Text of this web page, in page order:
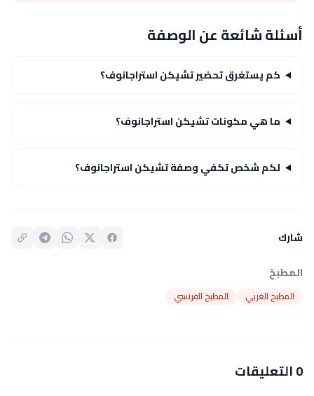
أسئلة شائعة عن الوصفة
كم يستغرق تحضير تشيكن استراجانوف؟
ما هي مكونات تشيكن استراجانوف؟
لكم شخص تكفي وصفة تشيكن استراجانوف؟
شارك
المطبخ
المطبخ الغربي المطبخ الفرنسي
0 التعليقات